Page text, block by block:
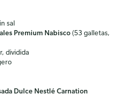
sal
Premium Nabisco (53 galletas,
dividida
Dulce Nestlé Carnation